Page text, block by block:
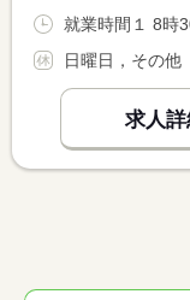
就業時間１ 8時
日曜日，その他
求人